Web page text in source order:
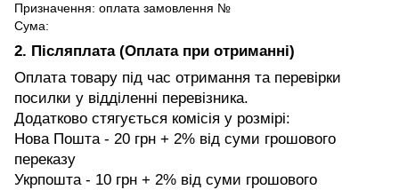
Призначення: оплата замовлення №
Сума:
2. Післяплата (Оплата при отриманні)
Оплата товару під час отримання та перевірки
посилки у відділенні перевізника.
Додатково стягується комісія у розмірі:
Нова Пошта - 20 грн + 2% від суми грошового
переказу
Укрпошта - 10 грн + 2% від суми грошового